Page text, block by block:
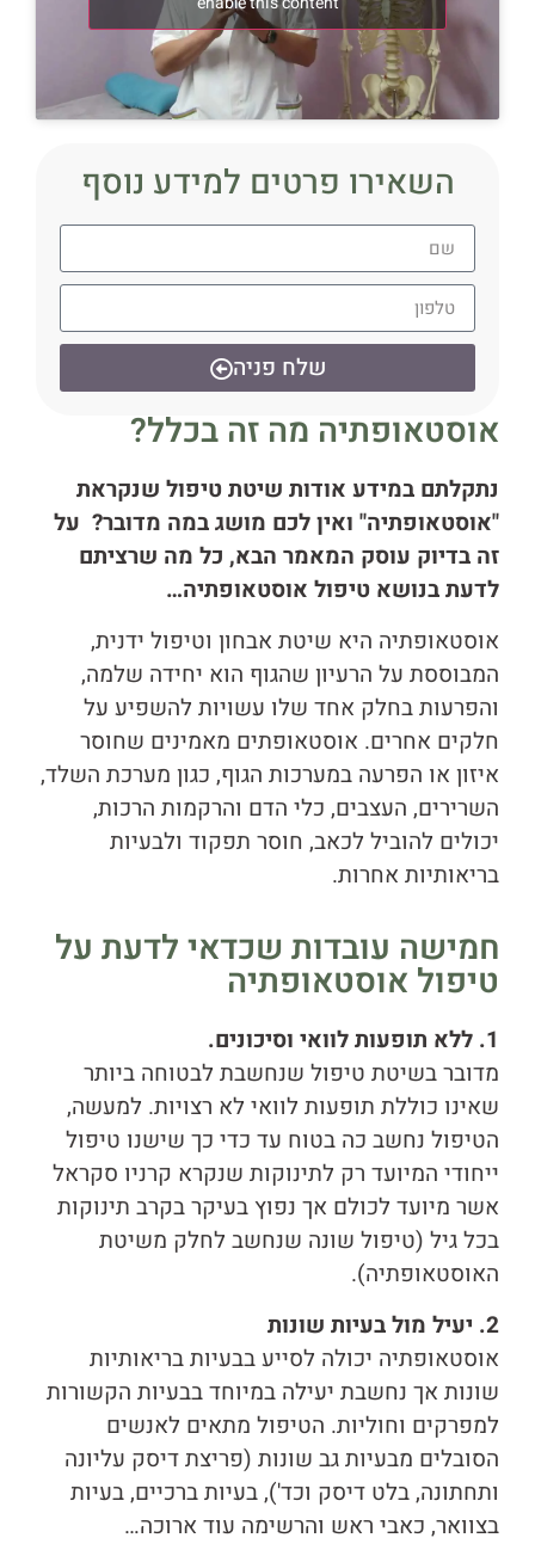
השאירו פרטים למידע נוסף
שלח פניה
אוסטאופתיה מה זה בכלל?
נתקלתם במידע אודות שיטת טיפול שנקראת
"אוסטאופתיה" ואין לכם מושג במה מדובר? על
זה בדיוק עוסק המאמר הבא, כל מה שרציתם
לדעת בנושא טיפול אוסטאופתיה…
אוסטאופתיה היא שיטת אבחון וטיפול ידנית,
המבוססת על הרעיון שהגוף הוא יחידה שלמה,
והפרעות בחלק אחד שלו עשויות להשפיע על
חלקים אחרים. אוסטאופתים מאמינים שחוסר
איזון או הפרעה במערכות הגוף, כגון מערכת השלד,
השרירים, העצבים, כלי הדם והרקמות הרכות,
יכולים להוביל לכאב, חוסר תפקוד ולבעיות
בריאותיות אחרות.
חמישה עובדות שכדאי לדעת על
טיפול אוסטאופתיה
1. ללא תופעות לוואי וסיכונים.
מדובר בשיטת טיפול שנחשבת לבטוחה ביותר
שאינו כוללת תופעות לוואי לא רצויות. למעשה,
הטיפול נחשב כה בטוח עד כדי כך שישנו טיפול
ייחודי המיועד רק לתינוקות שנקרא קרניו סקראל
אשר מיועד לכולם אך נפוץ בעיקר בקרב תינוקות
בכל גיל (טיפול שונה שנחשב לחלק משיטת
האוסטאופתיה).
2. יעיל מול בעיות שונות
אוסטאופתיה יכולה לסייע בבעיות בריאותיות
שונות אך נחשבת יעילה במיוחד בבעיות הקשורות
למפרקים וחוליות. הטיפול מתאים לאנשים
הסובלים מבעיות גב שונות (פריצת דיסק עליונה
ותחתונה, בלט דיסק וכד'), בעיות ברכיים, בעיות
בצוואר, כאבי ראש והרשימה עוד ארוכה…